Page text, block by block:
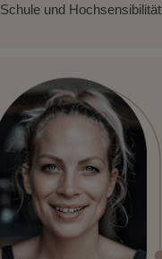
Schule und Hochsensibilität